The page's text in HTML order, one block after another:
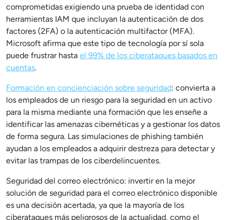
comprometidas exigiendo una prueba de identidad con
herramientas IAM que incluyan la autenticación de dos
factores (2FA) o la autenticación multifactor (MFA).
Microsoft afirma que este tipo de tecnología por sí sola
puede frustrar hasta el 99% de los ciberataques basados en
cuentas.
Formación en concienciación sobre seguridad: convierta a
los empleados de un riesgo para la seguridad en un activo
para la misma mediante una formación que les enseñe a
identificar las amenazas cibernéticas y a gestionar los datos
de forma segura. Las simulaciones de phishing también
ayudan a los empleados a adquirir destreza para detectar y
evitar las trampas de los ciberdelincuentes.
Seguridad del correo electrónico: invertir en la mejor
solución de seguridad para el correo electrónico disponible
es una decisión acertada, ya que la mayoría de los
ciberataques más peligrosos de la actualidad, como el